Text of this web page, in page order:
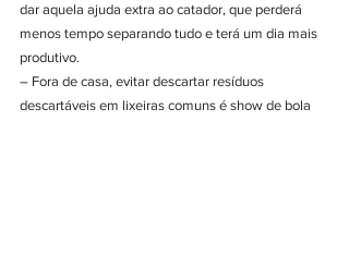
dar aquela ajuda extra ao catador, que perderá
menos tempo separando tudo e terá um dia mais
produtivo.
– Fora de casa, evitar descartar resíduos
descartáveis em lixeiras comuns é show de bola